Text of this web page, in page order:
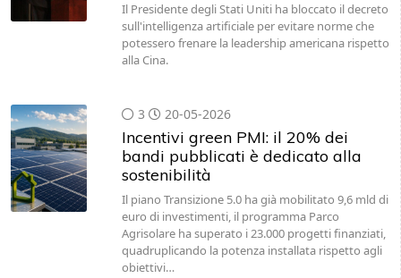
Il Presidente degli Stati Uniti ha bloccato il decreto
sull'intelligenza artificiale per evitare norme che
potessero frenare la leadership americana rispetto
alla Cina.
3 20-05-2026
Incentivi green PMI: il 20% dei
bandi pubblicati è dedicato alla
sostenibilità
Il piano Transizione 5.0 ha già mobilitato 9,6 mld di
euro di investimenti, il programma Parco
Agrisolare ha superato i 23.000 progetti finanziati,
quadruplicando la potenza installata rispetto agli
obiettivi…